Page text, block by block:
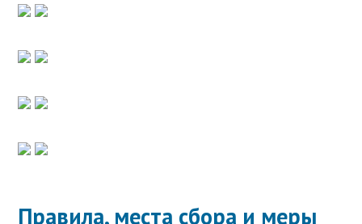
Правила, места сбора и меры